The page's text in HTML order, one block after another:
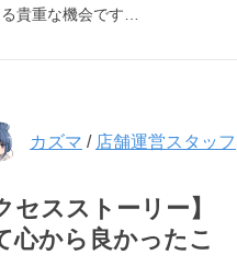
貴重な機会です…
カズマ / 店舗運営スタッフ
セスストーリー】
心から良かったこ